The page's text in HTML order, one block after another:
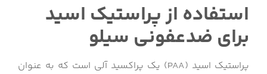
استفاده از پراستیک اسید
برای ضدعفونی سیلو
پراستیک اسید (PAA) یک پراکسید آلی است که به­ عنوان